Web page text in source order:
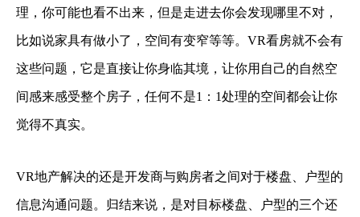
理，你可能也看不出来，但是走进去你会发现哪里不对，
比如说家具有做小了，空间有变窄等等。VR看房就不会有
这些问题，它是直接让你身临其境，让你用自己的自然空
间感来感受整个房子，任何不是1：1处理的空间都会让你
觉得不真实。
VR地产解决的还是开发商与购房者之间对于楼盘、户型的
信息沟通问题。归结来说，是对目标楼盘、户型的三个还